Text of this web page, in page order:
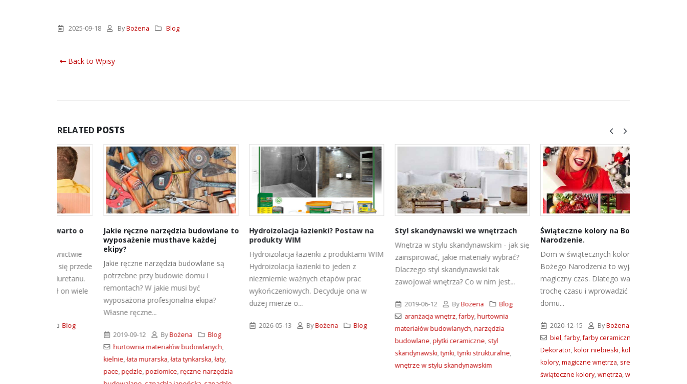
2025-09-18 ByBożena Blog
Back to Wpisy
RELATED POSTS
Jakie ręczne narzędzia budowlane to
wyposażenie musthave każdej
Jakie ręczne narzędzia budowlane są
potrzebne przy budowie domu i
remontach? W jakie musi być
wyposażona profesjonalna ekipa?
Własne ręczne...
By Bożena
Blog
hurtownia materiałów budowlanych,
łata murarska,łata tynkarska,łaty,
poziomice,ręczne narzędzia
Hydroizolacja łazienki? Postaw na
produkty WIM
Hydroizolacja łazienki z produktami WIM
Hydroizolacja łazienki to jeden z
niezmiernie ważnych etapów prac
wykończeniowych. Decyduje ona w
dużej mierze o...
ByBożena Blog
Styl skandynawski we wnętrzach
Wnętrza w stylu skandynawskim - jak się
zainspirować, jakie materiały wybrać?
Dlaczego styl skandynawski tak
zawojował wnętrza? Co w nim jest...
By Bożena
Blog
aranżacja wnętrz,farby,hurtownia
materiałów budowlanych,narzędzia
płytki ceramiczne,styl
tynki,tynki strukturalne,
wnętrze w stylu skandynawskim
Świąteczne kolory na Boże
Dom w świątecznych kolorach! Święta
Bożego Narodzenia to wyjątkowy,
magiczny czas. Dlatego warto poświęcić
trochę czasu i wprowadzić do naszego
domu...
2020-12-15 ByBożena
Blog
farby ceramiczne,Fox
Dekorator
kolor niebieski,kolor różowy,
magiczne wnętrza,srebro,
świąteczne kolory,wnętrza ,wykończanie